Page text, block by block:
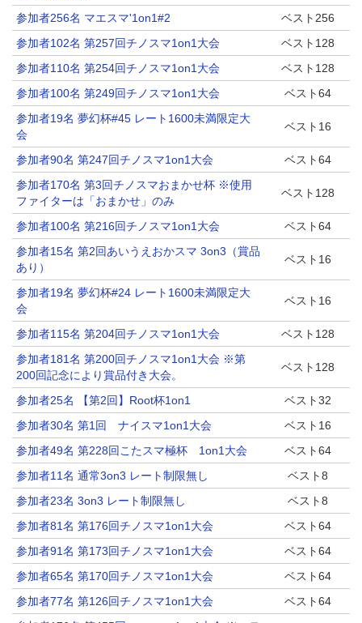
参加者256名 マエスマ'1on1#2
ベスト256
参加者102名 第257回チノスマ1on1大会
ベスト128
参加者110名 第254回チノスマ1on1大会
ベスト128
参加者100名 第249回チノスマ1on1大会
ベスト64
参加者19名 夢幻杯#45 レート1600未満限定大
会
ベスト16
参加者90名 第247回チノスマ1on1大会
ベスト64
参加者170名 第3回チノスマおまかせ杯 ※使用
ファイターは「おまかせ」のみ
ベスト128
参加者100名 第216回チノスマ1on1大会
ベスト64
参加者15名 第2回あいうえおかスマ 3on3（賞品
あり）
ベスト16
参加者19名 夢幻杯#24 レート1600未満限定大
会
ベスト16
参加者115名 第204回チノスマ1on1大会
ベスト128
参加者181名 第200回チノスマ1on1大会 ※第
200回記念により賞品付き大会。
ベスト128
参加者25名 【第2回】Root杯1on1
ベスト32
参加者30名 第1回 ナイスマ1on1大会
ベスト16
参加者49名 第228回こたスマ極杯 1on1大会
ベスト64
参加者11名 通常3on3 レート制限無し
ベスト8
参加者23名 3on3 レート制限無し
ベスト8
参加者81名 第176回チノスマ1on1大会
ベスト64
参加者91名 第173回チノスマ1on1大会
ベスト64
参加者65名 第170回チノスマ1on1大会
ベスト64
参加者77名 第126回チノスマ1on1大会
ベスト64